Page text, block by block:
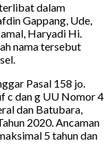
dalam
Gappang, Ude,
Haryadi Hi.
nama tersebut
Pasal 158 jo.
c dan g UU Nomor 4
dan Batubara,
2020. Ancaman
5 tahun dan